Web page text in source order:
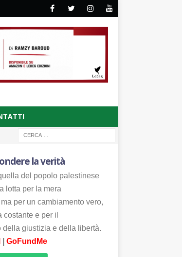
la verità
del popolo palestinese
lotta per la mera
per un cambiamento vero,
costante e per il
della giustizia e della libertà.
GoFundMe